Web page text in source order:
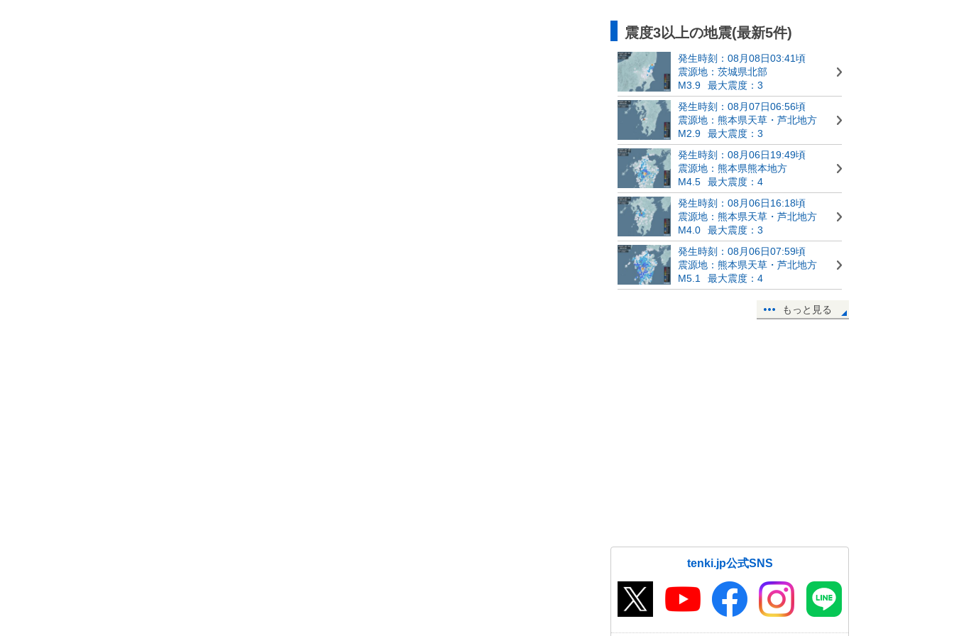
震度3以上の地震(最新5件)
発生時刻：08月08日03:41頃
震源地：茨城県北部
M3.9
最大震度：3
発生時刻：08月07日06:56頃
震源地：熊本県天草・芦北地方
M2.9
最大震度：3
発生時刻：08月06日19:49頃
震源地：熊本県熊本地方
M4.5
最大震度：4
発生時刻：08月06日16:18頃
震源地：熊本県天草・芦北地方
M4.0
最大震度：3
発生時刻：08月06日07:59頃
震源地：熊本県天草・芦北地方
M5.1
最大震度：4
もっと見る
tenki.jp公式SNS